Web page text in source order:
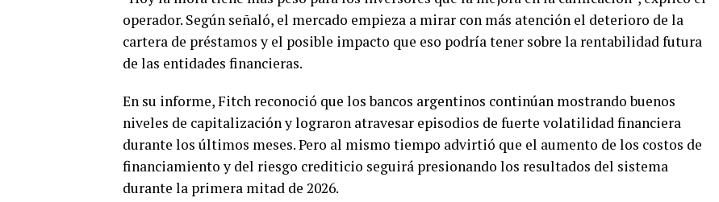
operador. Según señaló, el mercado empieza a mirar con más atención el deterioro de la
cartera de préstamos y el posible impacto que eso podría tener sobre la rentabilidad futura
de las entidades financieras.
En su informe, Fitch reconoció que los bancos argentinos continúan mostrando buenos
niveles de capitalización y lograron atravesar episodios de fuerte volatilidad financiera
durante los últimos meses. Pero al mismo tiempo advirtió que el aumento de los costos de
financiamiento y del riesgo crediticio seguirá presionando los resultados del sistema
durante la primera mitad de 2026.